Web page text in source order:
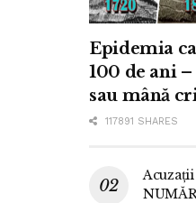
Epidemia
100 de ani
sau mână
117891 SHARES